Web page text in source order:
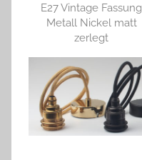
E27 Vintage Fassung
Metall Nickel matt
zerlegt